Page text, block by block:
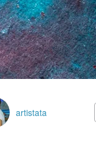
artistata